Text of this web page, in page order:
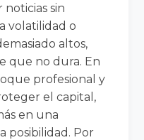
noticias sin
volatilidad o
altos,
que no dura. En
profesional y
el capital,
en una
posibilidad. Por